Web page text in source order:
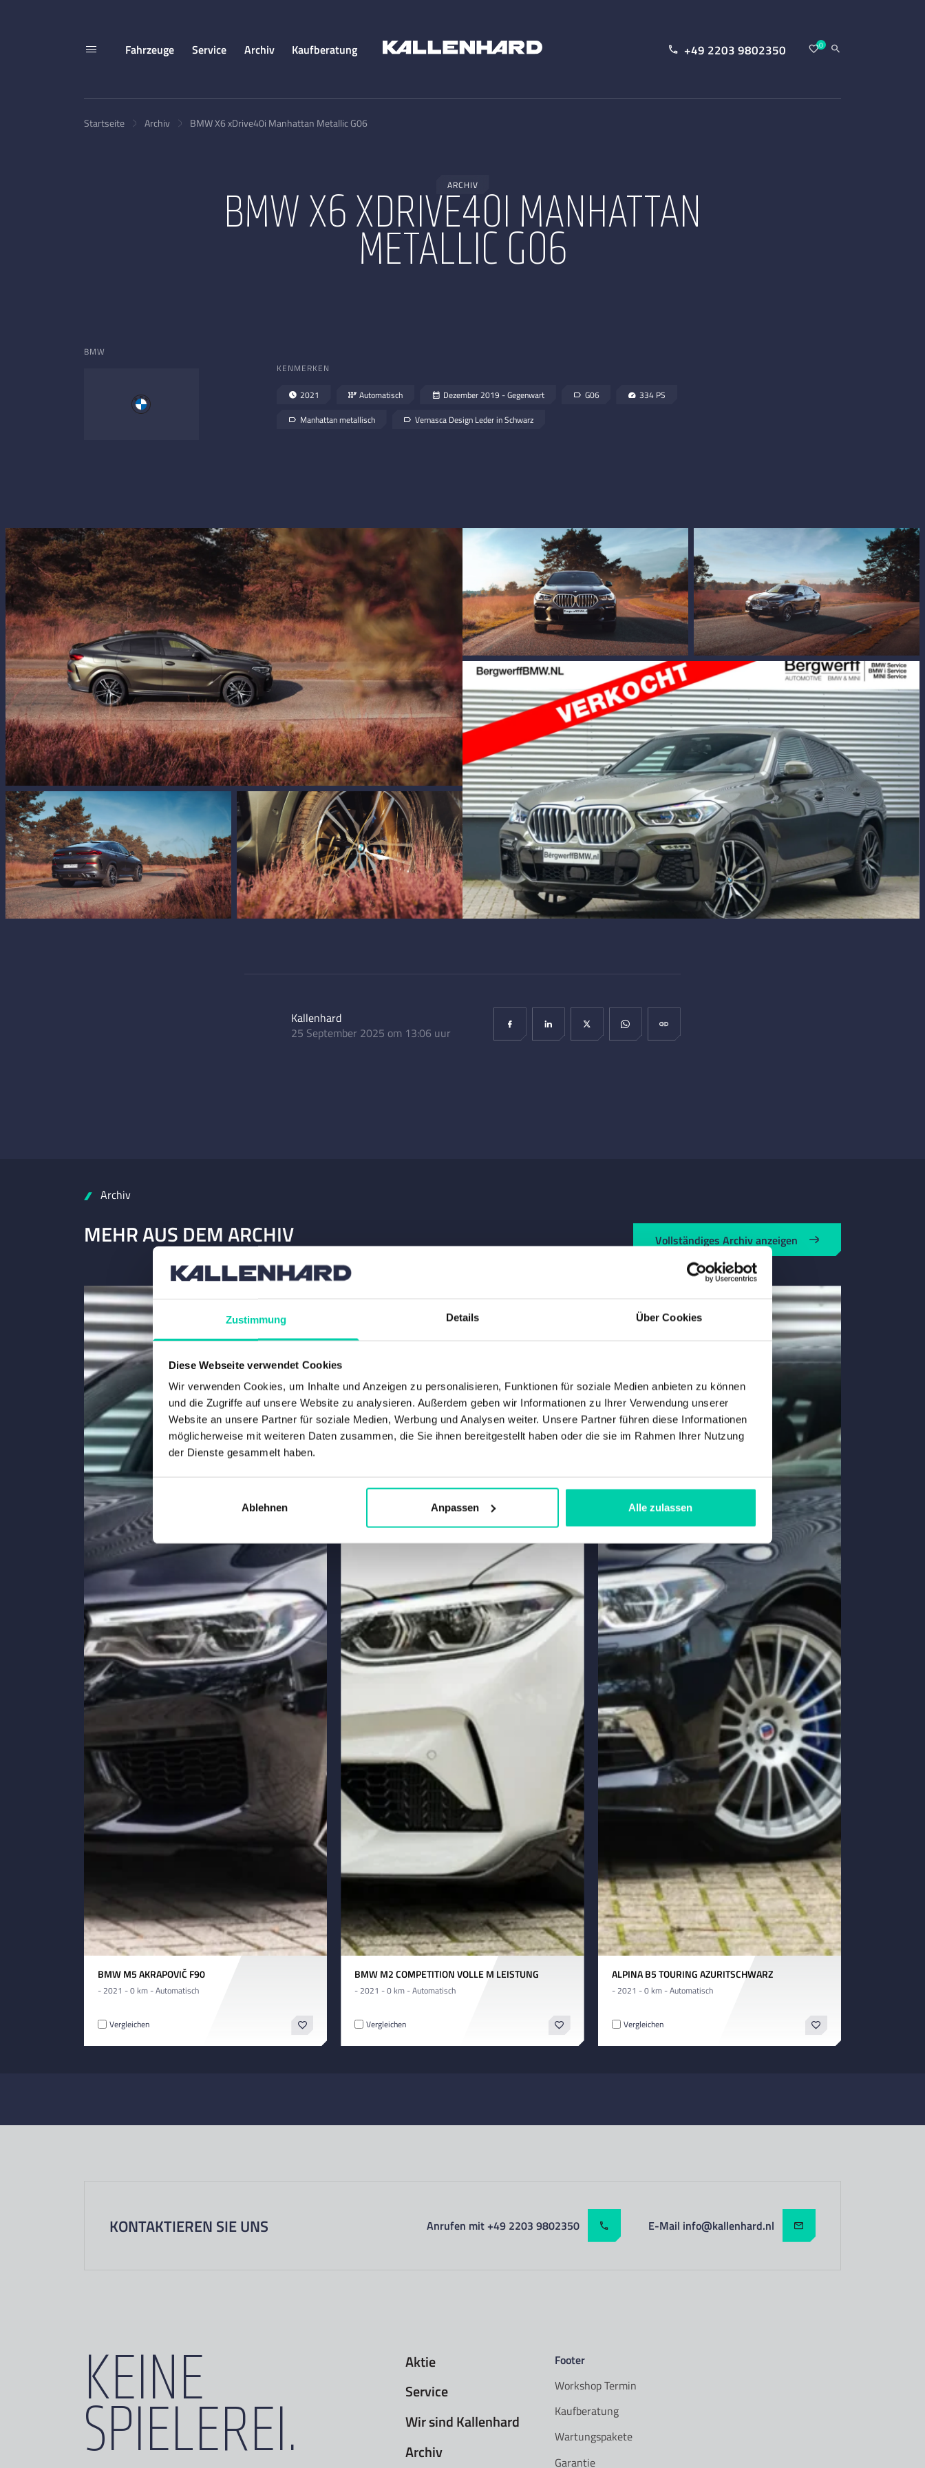
Zustimmung Details Über Cookies
Diese Webseite verwendet Cookies
Wir verwenden Cookies, um Inhalte und Anzeigen zu personalisieren, Funktionen für soziale Medien anbieten zu können
und die Zugriffe auf unsere Website zu analysieren. Außerdem geben wir Informationen zu Ihrer Verwendung unserer
Website an unsere Partner für soziale Medien, Werbung und Analysen weiter. Unsere Partner führen diese Informationen
möglicherweise mit weiteren Daten zusammen, die Sie ihnen bereitgestellt haben oder die sie im Rahmen Ihrer Nutzung
der Dienste gesammelt haben.
Ablehnen Anpassen Alle zulassen
Fahrzeuge Service Archiv Kaufberatung +49 2203 9802350 0
Startseite Archiv BMW X6 xDrive40i Manhattan Metallic G06
ARCHIV
BMW X6 XDRIVE40I MANHATTAN
METALLIC G06
BMW
KENMERKEN
2021 Automatisch Dezember 2019 - Gegenwart G06 334 PS
Manhattan metallisch Vernasca Design Leder in Schwarz
Kallenhard
25 September 2025 om 13:06 uur
Archiv
MEHR AUS DEM ARCHIV Vollständiges Archiv anzeigen
BMW M5 AKRAPOVIČ F90
- 2021 - 0 km - Automatisch
Vergleichen
BMW M2 COMPETITION VOLLE M LEISTUNG
- 2021 - 0 km - Automatisch
Vergleichen
ALPINA B5 TOURING AZURITSCHWARZ
- 2021 - 0 km - Automatisch
Vergleichen
KONTAKTIEREN SIE UNS Anrufen mit +49 2203 9802350 E-Mail info@kallenhard.nl
KEINE
SPIELEREI.
Aktie
Service
Wir sind Kallenhard
Archiv
Footer
Workshop Termin
Kaufberatung
Wartungspakete
Garantie